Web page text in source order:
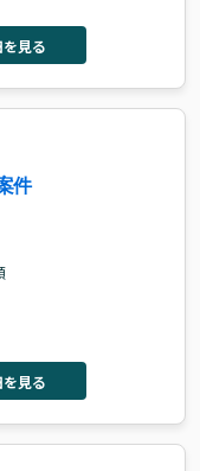
見る
件
見る